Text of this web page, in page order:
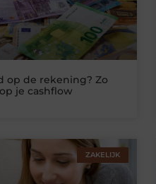
op de rekening? Zo
je cashflow
ZAKELIJK